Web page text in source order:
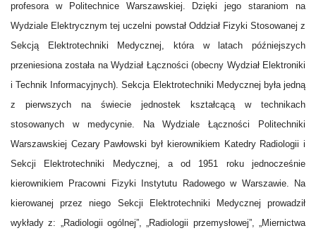
profesora w Politechnice Warszawskiej. Dzięki jego staraniom na
Wydziale Elektrycznym tej uczelni powstał Oddział Fizyki Stosowanej z
Sekcją Elektrotechniki Medycznej, która w latach późniejszych
przeniesiona została na Wydział Łączności (obecny Wydział Elektroniki
i Technik Informacyjnych). Sekcja Elektrotechniki Medycznej była jedną
z pierwszych na świecie jednostek kształcącą w technikach
stosowanych w medycynie. Na Wydziale Łączności Politechniki
Warszawskiej Cezary Pawłowski był kierownikiem Katedry Radiologii i
Sekcji Elektrotechniki Medycznej, a od 1951 roku jednocześnie
kierownikiem Pracowni Fizyki Instytutu Radowego w Warszawie. Na
kierowanej przez niego Sekcji Elektrotechniki Medycznej prowadził
wykłady z: „Radiologii ogólnej”, „Radiologii przemysłowej”, „Miernictwa